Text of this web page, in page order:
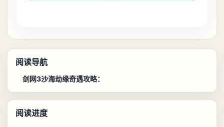
阅读导航
剑网3沙海劫缘奇遇攻略：
阅读进度